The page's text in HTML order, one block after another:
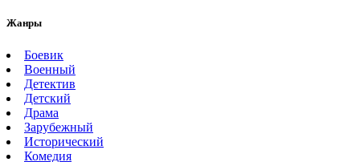
Жанры
Боевик
Военный
Детектив
Детский
Драма
Зарубежный
Исторический
Комедия